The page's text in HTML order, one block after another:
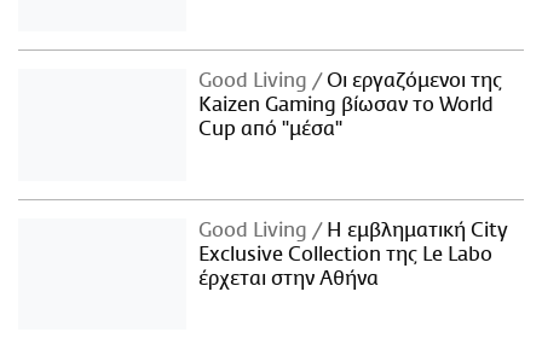
Good Living
Οι εργαζόμενοι της
Kaizen Gaming βίωσαν το World
Cup από "μέσα"
Good Living
Η εμβληματική City
Exclusive Collection της Le Labo
έρχεται στην Αθήνα